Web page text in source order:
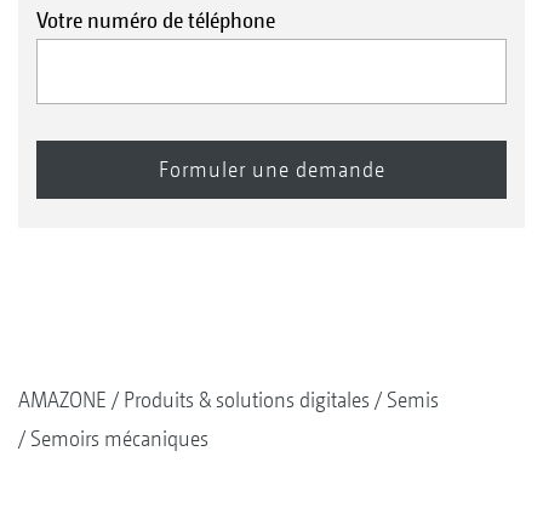
Votre numéro de téléphone
AMAZONE Produits & solutions digitales
Semis
Semoirs mécaniques